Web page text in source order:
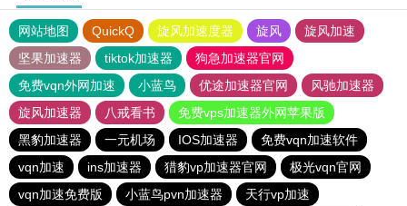
网站地图 QuickQ 旋风加速度器 旋风
旋风加速
坚果加速器
tiktok加速器
狗急加速器官网
免费vqn外网加速
小蓝鸟 优途加速器官网
风驰加速器
旋风加速器
八戒看书
免费vps加速器外网苹果版
黑豹加速器
一元机场 IOS加速器
免费vqn加速软件
vqn加速
ins加速器 猎豹vp加速器官网
极光vqn官网
vqn加速免费版
小蓝鸟pvn加速器
天行vp加速